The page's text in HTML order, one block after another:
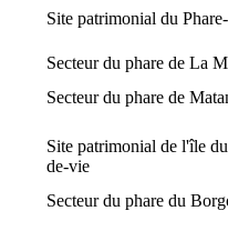
Site patrimonial du
Secteur du phare de La
Secteur du phare de
Site patrimonial de l'île
de-vie
Secteur du phare du